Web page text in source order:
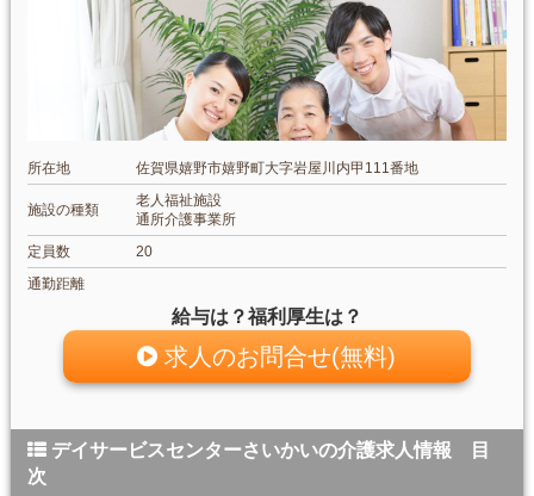
所在地 佐賀県嬉野市嬉野町大字岩屋川内甲111番地
施設の種類
老人福祉施設
通所介護事業所
定員数
20
通勤距離
給与は？福利厚生は？
求人のお問合せ(無料)
デイサービスセンターさいかいの介護求人情報 目
次